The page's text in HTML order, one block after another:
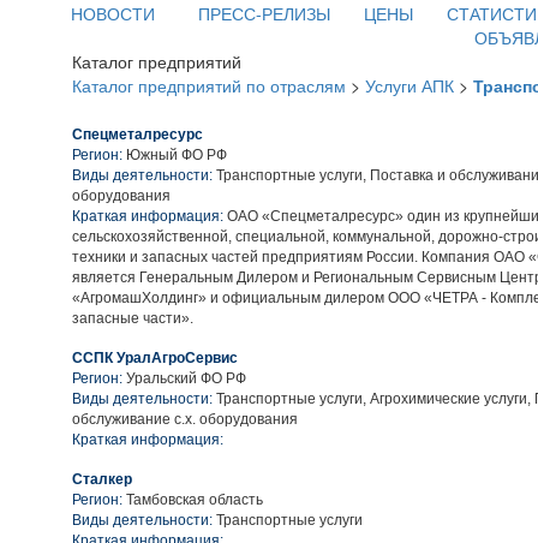
НОВОСТИ ПРЕСС-РЕЛИЗЫ ЦЕНЫ
Каталог предприятий
Каталог предприятий по отраслям > Услуги АПК >
Спецметалресурс
Регион: Южный ФО РФ
Виды деятельности: Транспортные услуги, Поставка и
оборудования
Краткая информация: ОАО «Спецметалресурс» один из
сельскохозяйственной, специальной, коммунальной, дорожно-
техники и запасных частей предприятиям России. Компания ОАО
является Генеральным Дилером и Региональным Сервисным
«АгромашХолдинг» и официальным дилером ООО «ЧЕТРА -
запасные части».
ССПК УралАгроСервис
Регион: Уральский ФО РФ
Виды деятельности: Транспортные услуги, Агрохимические услуги,
обслуживание с.х. оборудования
Краткая информация:
Сталкер
Регион: Тамбовская область
Виды деятельности: Транспортные услуги